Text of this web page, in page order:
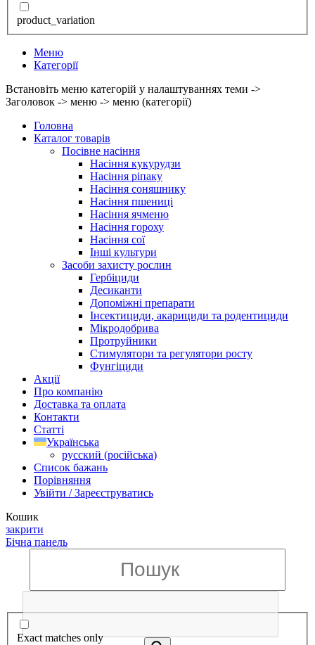
product_variation
Меню
Категорії
Встановіть меню категорій у налаштуваннях теми ->
Заголовок -> меню -> меню (категорії)
Головна
Каталог товарів
Посівне насіння
Насіння кукурудзи
Насіння ріпаку
Насіння соняшнику
Насіння пшениці
Насіння ячменю
Насіння гороху
Насіння сої
Інші культури
Засоби захисту рослин
Гербіциди
Десиканти
Допоміжні препарати
Інсектициди, акарициди та родентициди
Мікродобрива
Протруйники
Стимулятори та регулятори росту
Фунгіциди
Акції
Про компанію
Доставка та оплата
Контакти
Статті
Українська
русский (російська)
Список бажань
Порівняння
Увійти / Зареєструватись
Кошик
закрити
Бічна панель
Exact matches only